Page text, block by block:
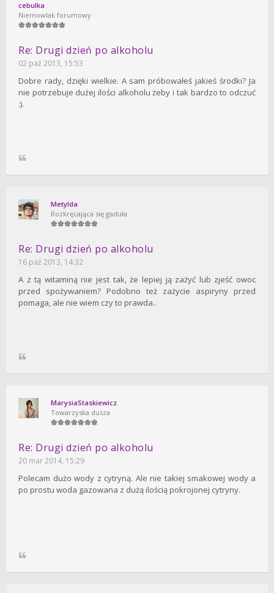
cebulka
Niemowlak forumowy
Re: Drugi dzień po alkoholu
02 paź 2013, 15:53
Dobre rady, dzięki wielkie. A sam próbowałeś jakieś środki? Ja
nie potrzebuje dużej ilości alkoholu żeby i tak bardzo to odczuć
:).
Metylda
Rozkręcająca się gaduła
Re: Drugi dzień po alkoholu
16 paź 2013, 14:32
A z tą witaminą nie jest tak, że lepiej ją zażyć lub zjeść owoc
przed spożywaniem? Podobno też zażycie aspiryny przed
pomaga, ale nie wiem czy to prawda..
MarysiaStaskiewicz
Towarzyska dusza
Re: Drugi dzień po alkoholu
20 mar 2014, 15:29
Polecam dużo wody z cytryną. Ale nie takiej smakowej wody a
po prostu woda gazowana z dużą ilością pokrojonej cytryny.